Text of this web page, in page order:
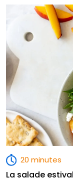
20 minutes
La salade